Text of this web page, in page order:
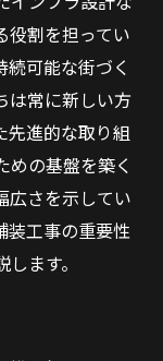
役割を担ってい
可能な街づく
は常に新しい方
先進的な取り組
めの基盤を築く
広さを示してい
装工事の重要性
ます。